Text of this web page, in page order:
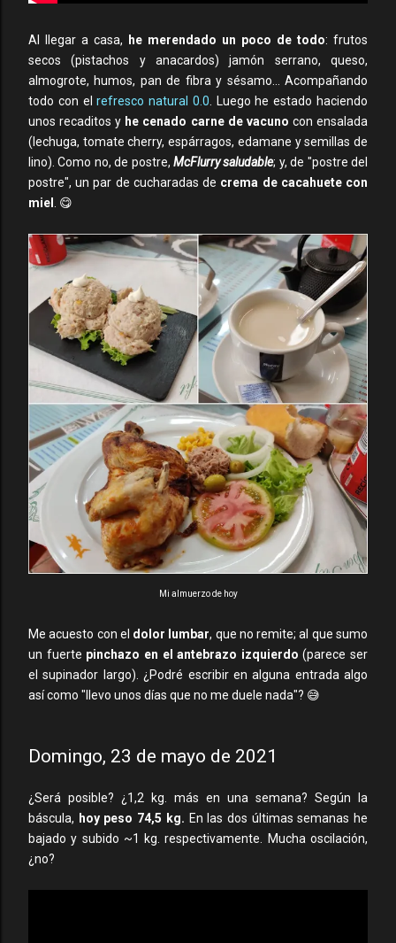
Al llegar a casa, he merendado un poco de todo: frutos
secos (pistachos y anacardos) jamón serrano, queso,
almogrote, humos, pan de fibra y sésamo... Acompañando
todo con elrefresco natural 0.0 . Luego he estado haciendo
unos recaditos y he cenado carne de vacuno con ensalada
(lechuga, tomate cherry, espárragos, edamane y semillas de
lino). Como no, de postre, McFlurry saludable; y, de "postre del
postre", un par de cucharadas de crema de cacahuete con
miel
. 😋
Mi almuerzo de hoy
Me acuesto con el dolor lumbar, que no remite; al que sumo
un fuerte pinchazo en el antebrazo izquierdo (parece ser
el supinador largo). ¿Podré escribir en alguna entrada algo
así como "llevo unos días que no me duele nada"? 😅
Domingo, 23 de mayo de 2021
¿Será posible? ¿1,2 kg. más en una semana? Según la
báscula, hoy peso 74,5 kg. En las dos últimas semanas he
bajado y subido ~1 kg. respectivamente. Mucha oscilación,
¿no?